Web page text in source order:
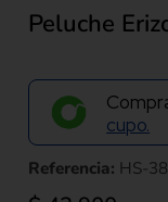
Peluche
cupo.
Referencia: HS-